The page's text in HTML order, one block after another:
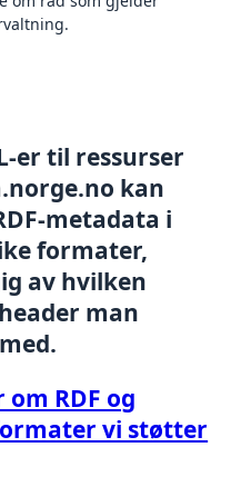
er til ressurser
kan
metadata i
formater,
av hvilken
man
om RDF og
vi støtter